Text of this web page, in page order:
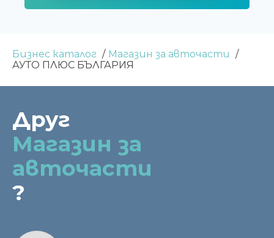
Бизнес каталог
Магазин за авточасти
АУТО ПЛЮС БЪЛГАРИЯ
Друг
Магазин за
авточасти
?